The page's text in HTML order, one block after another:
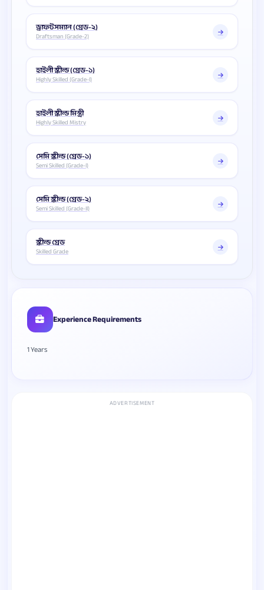
ড্রাফটসম্যান (গ্রেড-২)
Draftsman (Grade-2)
হাইলী স্কীল্ড (গ্রেড-১)
Highly Skilled (Grade-I)
হাইলী স্কীল্ড মিস্ত্রী
Highly Skilled Mistry
সেমি স্কীল্ড (গ্রেড-১)
Semi Skilled (Grade-I)
সেমি স্কীল্ড (গ্রেড-২)
Semi Skilled (Grade-II)
স্কীল্ড গ্রেড
Skilled Grade
Experience Requirements
1 Years
ADVERTISEMENT